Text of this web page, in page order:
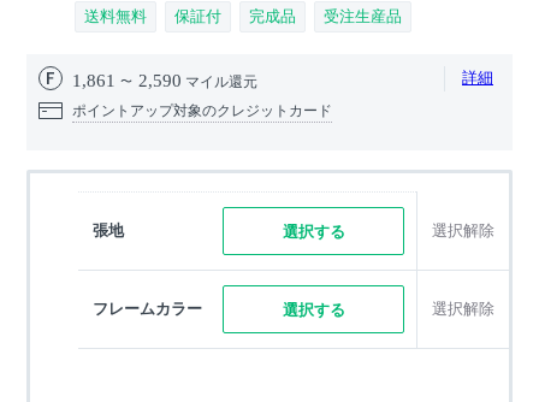
送料無料 保証付 完成品 受注生産品
1,861 2,590 マイル還元 詳細
ポイントアップ対象のクレジットカード
張地 選択する 選択解除
フレームカラー 選択する 選択解除